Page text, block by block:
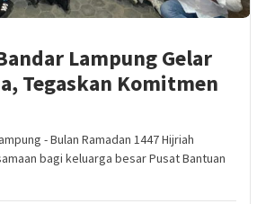
Lampung Gelar
Tegaskan Komitmen
- Bulan Ramadan 1447 Hijriah
bagi keluarga besar Pusat Bantuan